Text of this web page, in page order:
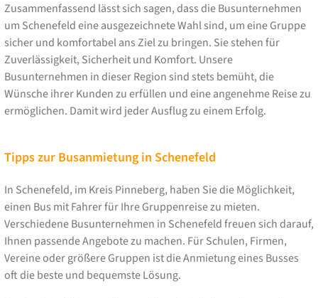
Zusammenfassend lässt sich sagen, dass die Busunternehmen
um Schenefeld eine ausgezeichnete Wahl sind, um eine Gruppe
sicher und komfortabel ans Ziel zu bringen. Sie stehen für
Zuverlässigkeit, Sicherheit und Komfort. Unsere
Busunternehmen in dieser Region sind stets bemüht, die
Wünsche ihrer Kunden zu erfüllen und eine angenehme Reise zu
ermöglichen. Damit wird jeder Ausflug zu einem Erfolg.
Tipps zur Busanmietung in Schenefeld
In Schenefeld, im Kreis Pinneberg, haben Sie die Möglichkeit,
einen Bus mit Fahrer für Ihre Gruppenreise zu mieten.
Verschiedene Busunternehmen in Schenefeld freuen sich darauf,
Ihnen passende Angebote zu machen. Für Schulen, Firmen,
Vereine oder größere Gruppen ist die Anmietung eines Busses
oft die beste und bequemste Lösung.